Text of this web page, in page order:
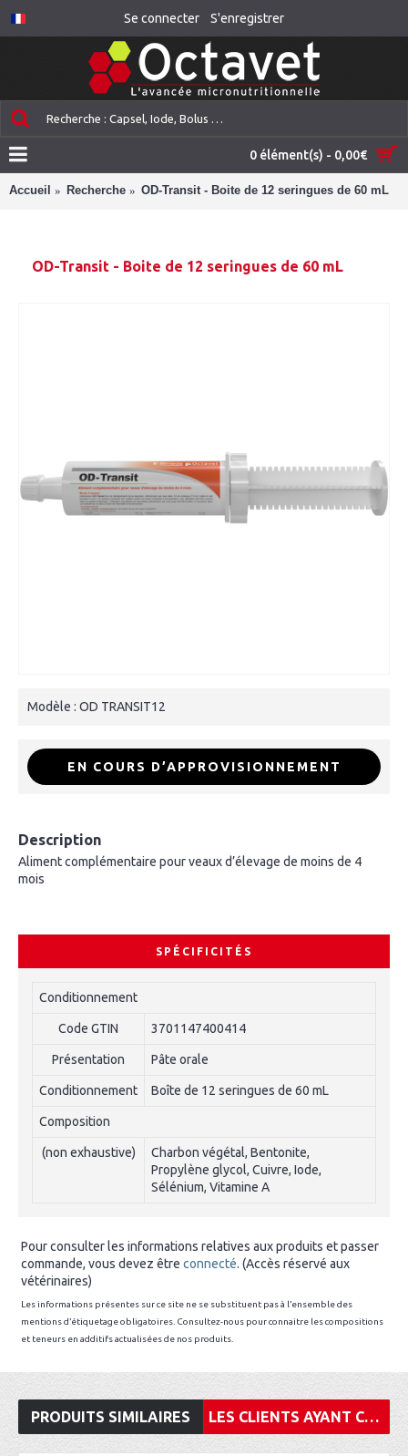
Se connecter S'enregistrer
0 élément(s) - 0,00€
Accueil Recherche OD-Transit - Boite de 12 seringues de 60 mL
OD-Transit - Boite de 12 seringues de 60 mL
Modèle : OD TRANSIT12
EN COURS D’APPROVISIONNEMENT
Description
Aliment complémentaire pour veaux d’élevage de moins de 4
mois
SPÉCIFICITÉS
Conditionnement
Code GTIN 3701147400414
Présentation Pâte orale
Conditionnement Boîte de 12 seringues de 60 mL
Composition
(non exhaustive)
Charbon végétal, Bentonite,
Propylène glycol, Cuivre, Iode,
Sélénium, Vitamine A
Pour consulter les informations relatives aux produits et passer
commande, vous devez être connecté. (Accès réservé aux
vétérinaires)
Les informations présentes sur ce site ne se substituent pas à l’ensemble des
mentions d’étiquetage obligatoires. Consultez-nous pour connaitre les compositions
et teneurs en additifs actualisées de nos produits.
PRODUITS SIMILAIRES LES CLIENTS AYANT CONSULTÉ CET ARTICLE ONT ÉGALEMENT ACHETÉ